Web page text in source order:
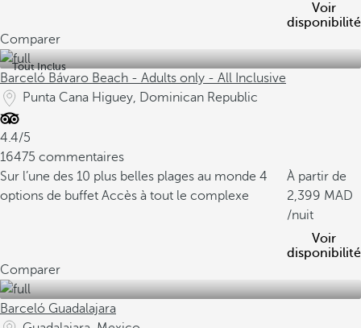
Voir
disponibilité
Comparer
Tout Inclus
Barceló Bávaro Beach - Adults only - All Inclusive
Punta Cana Higuey, Dominican Republic
4.4/5
16475 commentaires
Sur l’une des 10 plus belles plages au monde 4
options de buffet Accès à tout le complexe
À partir de
2,399
/nuit
Voir
disponibilité
Comparer
Barceló Guadalajara